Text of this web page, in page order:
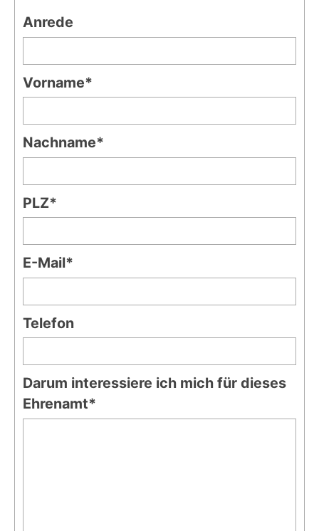
Anrede
Vorname*
Nachname*
PLZ*
E-Mail*
Telefon
Darum interessiere ich mich für dieses
Ehrenamt*